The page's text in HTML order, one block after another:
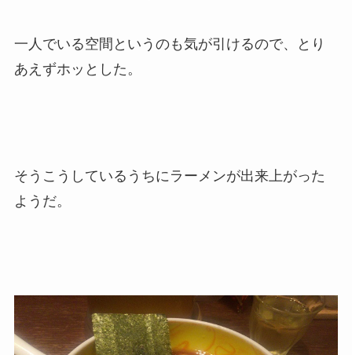
一人でいる空間というのも気が引けるので、とり
あえずホッとした。
そうこうしているうちにラーメンが出来上がった
ようだ。